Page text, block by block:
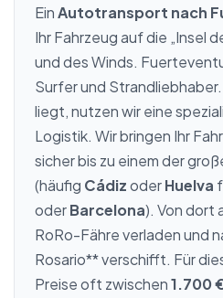
EinAutotransport nach
Ihr Fahrzeug auf die „Insel
und des Winds.
Surfer und
liegt, nutzen wir eine
Logistik. Wir bringen Ihr
sicher bis zu einem der
(häufig CádizoderHuelva
oderBarcelona). Von dort
RoRo-Fähre verladen und
Rosario** verschifft. Für
Preise oft zwischen1.700